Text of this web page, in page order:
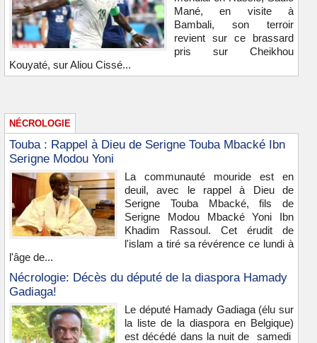
Mané, en visite à
Bambali, son terroir
revient sur ce brassard
pris sur Cheikhou
Kouyaté, sur Aliou Cissé...
NÉCROLOGIE
Touba : Rappel à Dieu de Serigne Touba Mbacké Ibn
Serigne Modou Yoni
La communauté mouride est en
deuil, avec le rappel à Dieu de
Serigne Touba Mbacké, fils de
Serigne Modou Mbacké Yoni Ibn
Khadim Rassoul. Cet érudit de
l'islam a tiré sa révérence ce lundi à
l'âge de...
Nécrologie: Décès du député de la diaspora Hamady
Gadiaga!
Le député Hamady Gadiaga (élu sur
la liste de la diaspora en Belgique)
est décédé dans la nuit de samedi